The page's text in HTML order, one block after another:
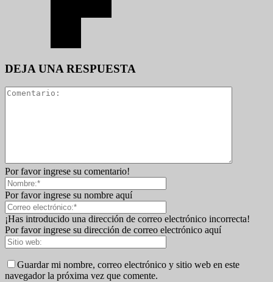
DEJA UNA RESPUESTA
Por favor ingrese su comentario!
Por favor ingrese su nombre aquí
¡Has introducido una dirección de correo electrónico incorrecta!
Por favor ingrese su dirección de correo electrónico aquí
Guardar mi nombre, correo electrónico y sitio web en este
navegador la próxima vez que comente.